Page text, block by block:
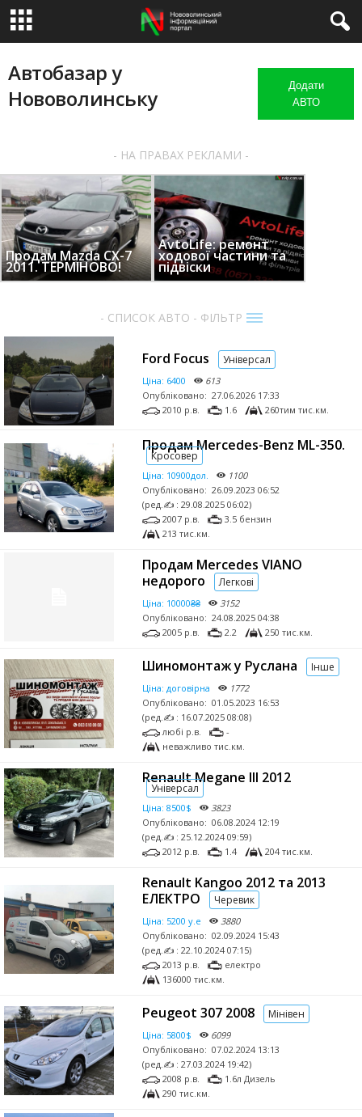
Автобазар у
Нововолинську
Додати
АВТО
- НА ПРАВАХ РЕКЛАМИ -
Продам Mazda CX-7
2011. ТЕРМІНОВО!
AvtoLife: ремонт
ходової частини та
підвіски
- СПИСОК АВТО - ФІЛЬТР
Ford Focus Універсал
Ціна: 6400
613
Опубліковано: 27.06.2026 17:33
2010 р.в.
1.6 260тим тис.км.
Продам Mercedes-Benz ML-350.
Кросовер
Ціна: 10900дол.
1100
Опубліковано: 26.09.2023 06:52
(ред.✍ : 29.08.2025 06:02)
2007 р.в.
3.5 бензин
213 тис.км.
Продам Mercedes VIANO
недорого
Легкові
Ціна: 10000₴₴
3152
Опубліковано: 24.08.2025 04:38
2005 р.в.
2.2 250 тис.км.
Шиномонтаж у Руслана Інше
Ціна: договірна
1772
Опубліковано: 01.05.2023 16:53
(ред.✍ : 16.07.2025 08:08)
любі р.в.
-
неважливо тис.км.
Renault Megane ІІІ 2012
Універсал
Ціна: 8500$
3823
Опубліковано: 06.08.2024 12:19
(ред.✍ : 25.12.2024 09:59)
2012 р.в.
1.4 204 тис.км.
Renault Kangoo 2012 та 2013
ЕЛЕКТРО
Черевик
Ціна: 5200 у.е
3880
Опубліковано: 02.09.2024 15:43
(ред.✍ : 22.10.2024 07:15)
2013 р.в.
електро
136000 тис.км.
Peugeot 307 2008 Мінівен
Ціна: 5800$
6099
Опубліковано: 07.02.2024 13:13
(ред.✍ : 27.03.2024 19:42)
2008 р.в.
1.6л Дизель
290 тис.км.